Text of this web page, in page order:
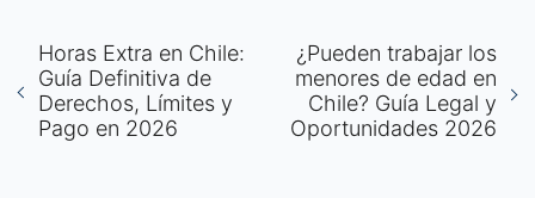
Horas Extra en Chile:
Guía Definitiva de
Derechos, Límites y
Pago en 2026
¿Pueden trabajar los
menores de edad en
Chile? Guía Legal y
Oportunidades 2026